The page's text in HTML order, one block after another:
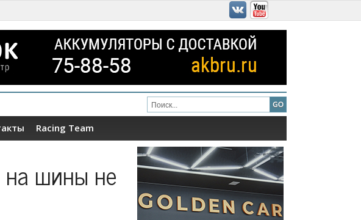
Racing Team
на шины не